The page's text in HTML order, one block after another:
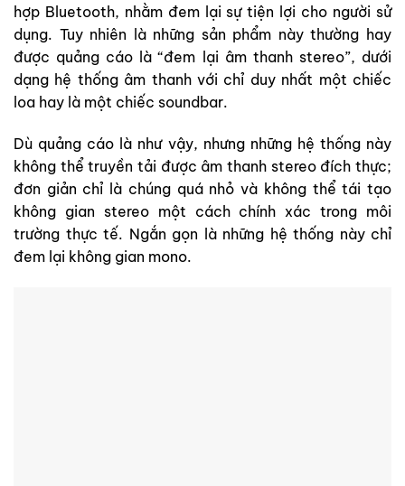
hợp Bluetooth, nhằm đem lại sự tiện lợi cho người sử
dụng. Tuy nhiên là những sản phẩm này thường hay
được quảng cáo là “đem lại âm thanh stereo”, dưới
dạng hệ thống âm thanh với chỉ duy nhất một chiếc
loa hay là một chiếc soundbar.
Dù quảng cáo là như vậy, nhưng những hệ thống này
không thể truyền tải được âm thanh stereo đích thực;
đơn giản chỉ là chúng quá nhỏ và không thể tái tạo
không gian stereo một cách chính xác trong môi
trường thực tế. Ngắn gọn là những hệ thống này chỉ
đem lại không gian mono.